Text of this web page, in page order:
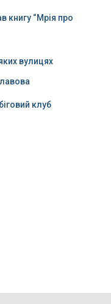
книгу “Мрія про
вулицях
клуб